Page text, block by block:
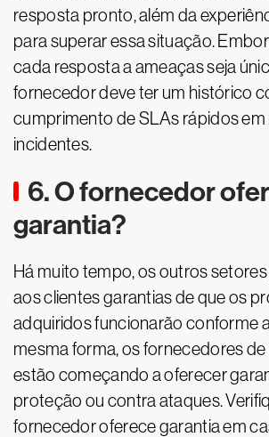
resposta pronto, além da
para superar essa situação.
cada resposta a ameaças seja
fornecedor deve ter um histórico
cumprimento de SLAs rápidos em
incidentes.
6. O fornecedor
garantia?
Há muito tempo, os outros
aos clientes garantias de que os
adquiridos funcionarão conforme
mesma forma, os fornecedores
estão começando a oferecer
proteção ou contra ataques.
fornecedor oferece garantia em